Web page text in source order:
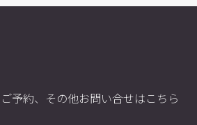
予約、その他お問い合せはこちら